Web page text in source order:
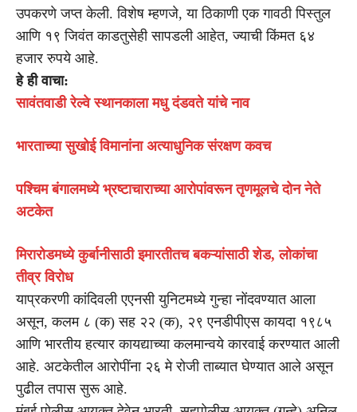
उपकरणे जप्त केली. विशेष म्हणजे, या ठिकाणी एक गावठी पिस्तुल
आणि १९ जिवंत काडतुसेही सापडली आहेत, ज्याची किंमत ६४
हजार रुपये आहे.
हे ही वाचा:
सावंतवाडी रेल्वे स्थानकाला मधु दंडवते यांचे नाव
भारताच्या सुखोई विमानांना अत्याधुनिक संरक्षण कवच
पश्चिम बंगालमध्ये भ्रष्टाचाराच्या आरोपांवरून तृणमूलचे दोन नेते
अटकेत
मिरारोडमध्ये कुर्बानीसाठी इमारतीतच बकऱ्यांसाठी शेड, लोकांचा
तीव्र विरोध
याप्रकरणी कांदिवली एएनसी युनिटमध्ये गुन्हा नोंदवण्यात आला
असून, कलम ८ (क) सह २२ (क), २९ एनडीपीएस कायदा १९८५
आणि भारतीय हत्यार कायद्याच्या कलमान्वये कारवाई करण्यात आली
आहे. अटकेतील आरोपींना २६ मे रोजी ताब्यात घेण्यात आले असून
पुढील तपास सुरू आहे.